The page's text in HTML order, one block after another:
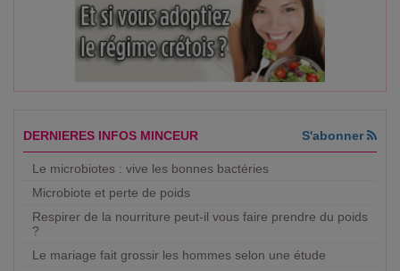
DERNIERES INFOS MINCEUR S'abonner
Le microbiotes : vive les bonnes bactéries
Microbiote et perte de poids
Respirer de la nourriture peut-il vous faire prendre du poids
?
Le mariage fait grossir les hommes selon une étude